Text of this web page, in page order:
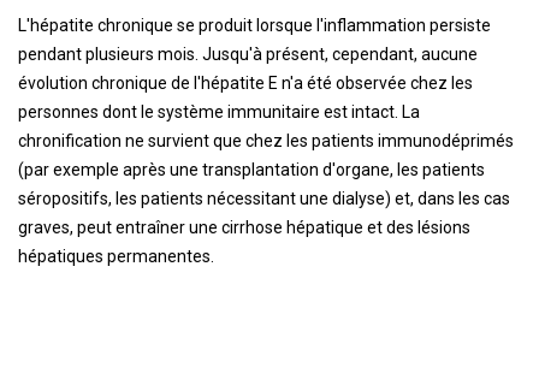
L'hépatite chronique se produit lorsque l'inflammation persiste
pendant plusieurs mois. Jusqu'à présent, cependant, aucune
évolution chronique de l'hépatite E n'a été observée chez les
personnes dont le système immunitaire est intact. La
chronification ne survient que chez les patients immunodéprimés
(par exemple après une transplantation d'organe, les patients
séropositifs, les patients nécessitant une dialyse) et, dans les cas
graves, peut entraîner une cirrhose hépatique et des lésions
hépatiques permanentes.